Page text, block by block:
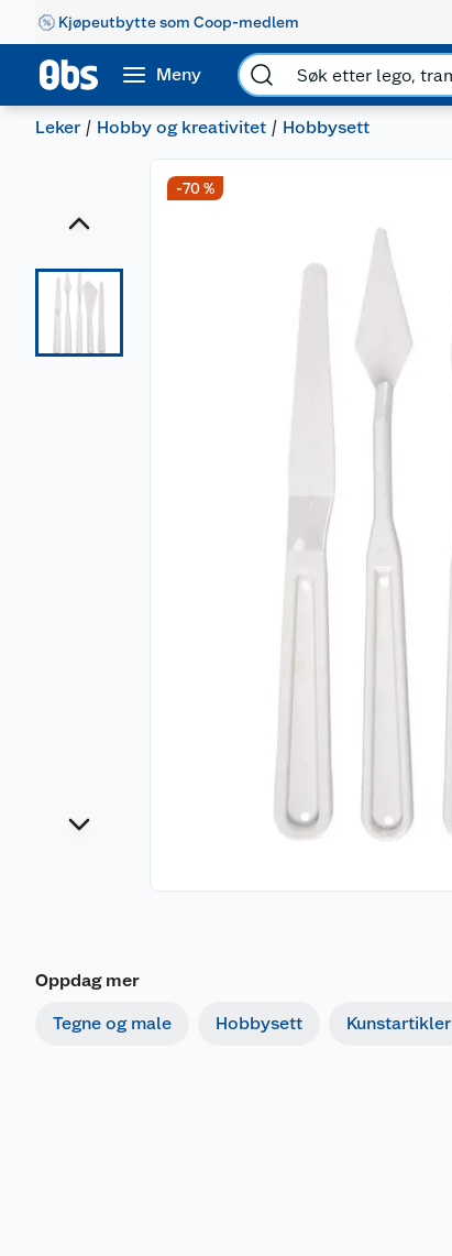
Kjøpeutbytte som Coop-medlem
Meny
Leker Hobby og kreativitet Hobbysett
-70 %
Oppdag mer
Tegne og male Hobbysett Kunstartikler